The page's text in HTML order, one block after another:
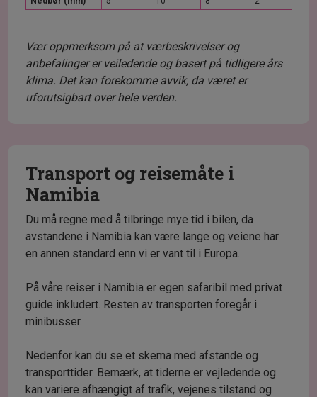
Vær oppmerksom på at værbeskrivelser og
anbefalinger er veiledende og basert på tidligere års
klima. Det kan forekomme avvik, da været er
uforutsigbart over hele verden.
Transport og reisemåte i
Namibia
Du må regne med å tilbringe mye tid i bilen, da
avstandene i Namibia kan være lange og veiene har
en annen standard enn vi er vant til i Europa.
På våre reiser i Namibia er egen safaribil med privat
guide inkludert. Resten av transporten foregår i
minibusser.
Nedenfor kan du se et skema med afstande og
transporttider. Bemærk, at tiderne er vejledende og
kan variere afhængigt af trafik, vejenes tilstand og